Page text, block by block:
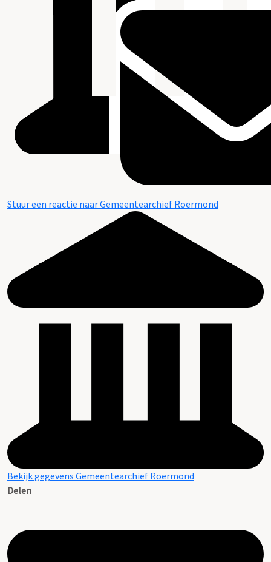
Stuur een reactie naar Gemeentearchief Roermond
Bekijk gegevens Gemeentearchief Roermond
Delen